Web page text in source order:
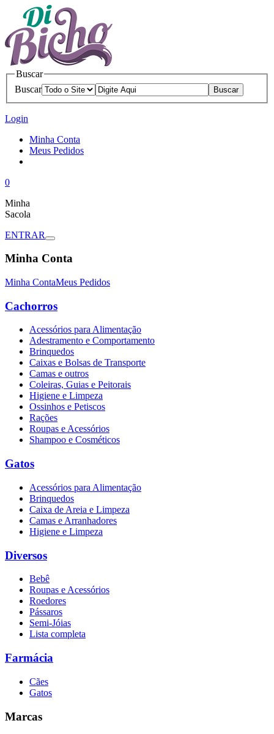
Buscar
Buscar
Login
Minha Conta
Meus Pedidos
0
Minha
Sacola
ENTRAR
Minha Conta
Minha ContaMeus Pedidos
Cachorros
Acessórios para Alimentação
Adestramento e Comportamento
Brinquedos
Caixas e Bolsas de Transporte
Camas e outros
Coleiras, Guias e Peitorais
Higiene e Limpeza
Ossinhos e Petiscos
Rações
Roupas e Acessórios
Shampoo e Cosméticos
Gatos
Acessórios para Alimentação
Brinquedos
Caixa de Areia e Limpeza
Camas e Arranhadores
Higiene e Limpeza
Diversos
Bebê
Roupas e Acessórios
Roedores
Pássaros
Semi-Jóias
Lista completa
Farmácia
Cães
Gatos
Marcas